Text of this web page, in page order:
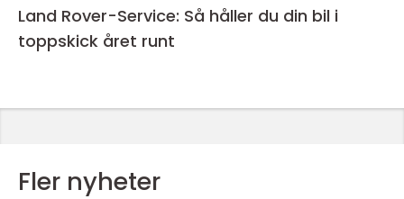
Land Rover-Service: Så håller du din bil i
toppskick året runt
Fler nyheter